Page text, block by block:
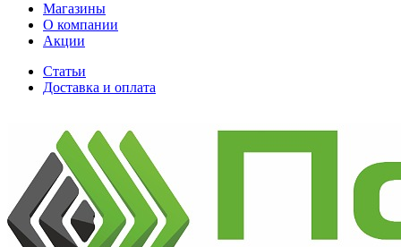
Магазины
О компании
Акции
Статьи
Доставка и оплата